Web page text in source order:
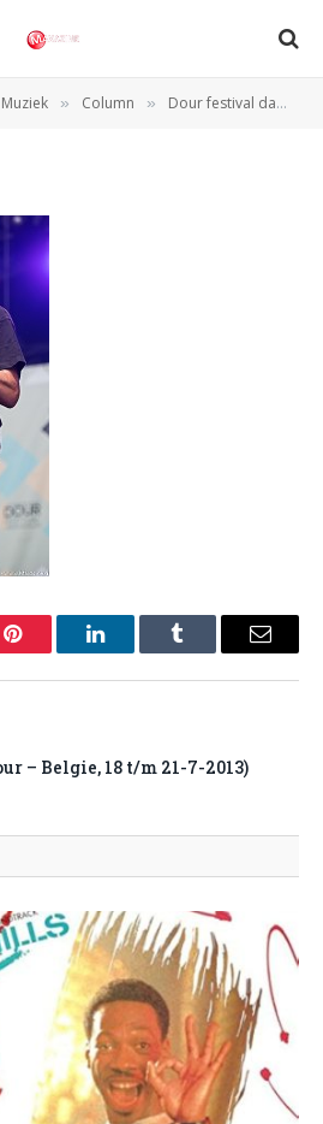
Muziek » Column » Dour festival dag 3 (Dour – Belgie, 18 t/m 21-7-2013)
Pinterest LinkedInTumblr Email
– Belgie, 18 t/m 21-7-2013)